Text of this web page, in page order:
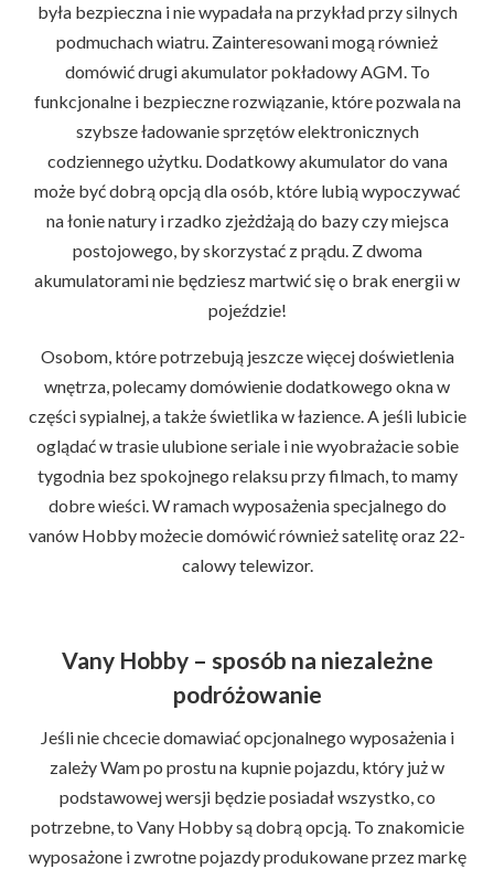
była bezpieczna i nie wypadała na przykład przy silnych
podmuchach wiatru. Zainteresowani mogą również
domówić drugi akumulator pokładowy AGM. To
funkcjonalne i bezpieczne rozwiązanie, które pozwala na
szybsze ładowanie sprzętów elektronicznych
codziennego użytku. Dodatkowy akumulator do vana
może być dobrą opcją dla osób, które lubią wypoczywać
na łonie natury i rzadko zjeżdżają do bazy czy miejsca
postojowego, by skorzystać z prądu. Z dwoma
akumulatorami nie będziesz martwić się o brak energii w
pojeździe!
Osobom, które potrzebują jeszcze więcej doświetlenia
wnętrza, polecamy domówienie dodatkowego okna w
części sypialnej, a także świetlika w łazience. A jeśli lubicie
oglądać w trasie ulubione seriale i nie wyobrażacie sobie
tygodnia bez spokojnego relaksu przy filmach, to mamy
dobre wieści. W ramach wyposażenia specjalnego do
vanów Hobby możecie domówić również satelitę oraz 22-
calowy telewizor.
Vany Hobby – sposób na niezależne
podróżowanie
Jeśli nie chcecie domawiać opcjonalnego wyposażenia i
zależy Wam po prostu na kupnie pojazdu, który już w
podstawowej wersji będzie posiadał wszystko, co
potrzebne, to Vany Hobby są dobrą opcją. To znakomicie
wyposażone i zwrotne pojazdy produkowane przez markę